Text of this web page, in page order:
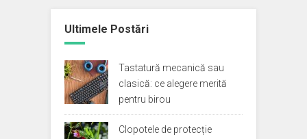
Ultimele Postări
Tastatură mecanică sau
clasică: ce alegere merită
pentru birou
Clopotele de protecție